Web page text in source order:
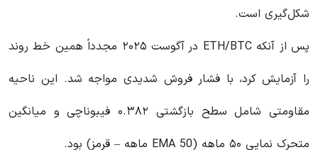
شکل‌گیری است.
پس از آنکه ETH/BTC در آگوست ۲۰۲۵ مجدداً همین خط روند
را آزمایش کرد، با فشار فروش شدیدی مواجه شد. این ناحیه
مقاومتی شامل سطح بازگشتی ۰.۳۸۲ فیبوناچی و میانگین
متحرک نمایی ۵۰ ماهه (EMA 50 ماهه – قرمز) بود.